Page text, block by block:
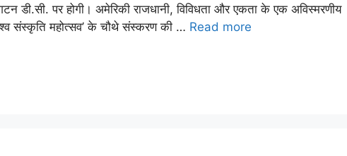
डी.सी. पर होगी। अमेरिकी राजधानी, विविधता और एकता के एक अविस्मरणीय
संस्कृति महोत्सव’ के चौथे संस्करण की … Read more